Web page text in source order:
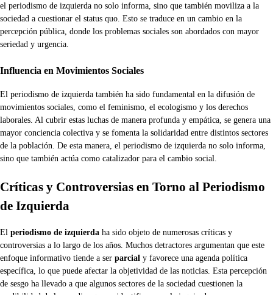
el periodismo de izquierda no solo informa, sino que también moviliza a la
sociedad a cuestionar el status quo. Esto se traduce en un cambio en la
percepción pública, donde los problemas sociales son abordados con mayor
seriedad y urgencia.
Influencia en Movimientos Sociales
El periodismo de izquierda también ha sido fundamental en la difusión de
movimientos sociales, como el feminismo, el ecologismo y los derechos
laborales. Al cubrir estas luchas de manera profunda y empática, se genera una
mayor conciencia colectiva y se fomenta la solidaridad entre distintos sectores
de la población. De esta manera, el periodismo de izquierda no solo informa,
sino que también actúa como catalizador para el cambio social.
Críticas y Controversias en Torno al Periodismo
de Izquierda
El periodismo de izquierda ha sido objeto de numerosas críticas y
controversias a lo largo de los años. Muchos detractores argumentan que este
enfoque informativo tiende a ser parcial y favorece una agenda política
específica, lo que puede afectar la objetividad de las noticias. Esta percepción
de sesgo ha llevado a que algunos sectores de la sociedad cuestionen la